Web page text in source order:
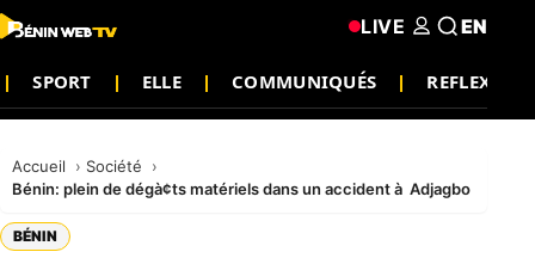
SPORT ELLE COMMUNIQUÉS REFLEXION
LIVE EN
Accueil
Société
Bénin: plein de dégà¢ts matériels dans un accident à Adjagbo
BÉNIN